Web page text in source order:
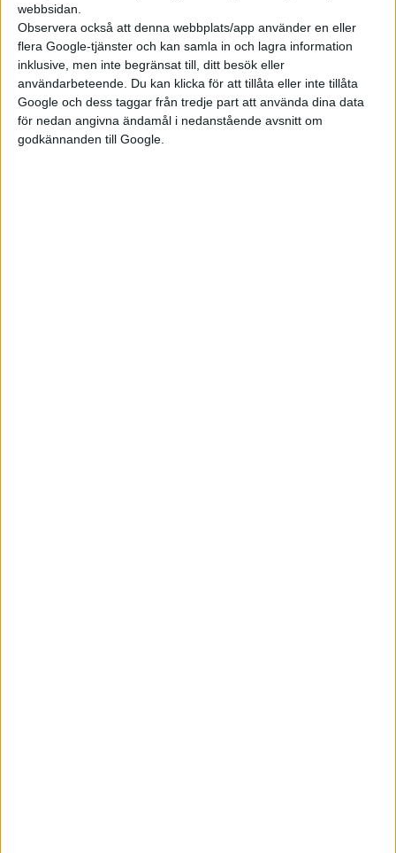
webbsidan.
Observera också att denna webbplats/app använder en eller
flera Google-tjänster och kan samla in och lagra information
inklusive, men inte begränsat till, ditt besök eller
användarbeteende. Du kan klicka för att tillåta eller inte tillåta
Google och dess taggar från tredje part att använda dina data
för nedan angivna ändamål i nedanstående avsnitt om
godkännanden till Google.
avstånden mellan våra Competence Centres i Bayern, säger
Markus Fallböhmer som är chef för batteritilvekrning hos
BMW.
BMW uppges ha investerat 10 miljoner euro i den nya
återvinningsprocessen, vilket motsvarar nästan 115 miljoner
kronor. Något som i längden väntas leda till sänkta